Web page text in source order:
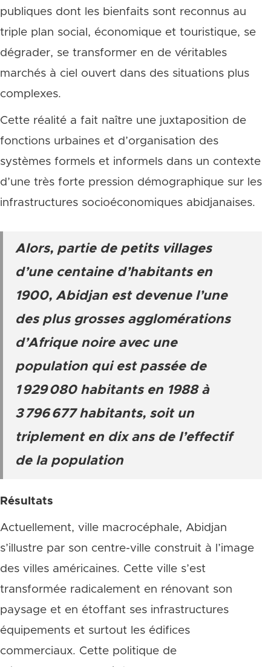
publiques dont les bienfaits sont reconnus au
triple plan social, économique et touristique, se
dégrader, se transformer en de véritables
marchés à ciel ouvert dans des situations plus
complexes.
Cette réalité a fait naître une juxtaposition de
fonctions urbaines et d’organisation des
systèmes formels et informels dans un contexte
d’une très forte pression démographique sur les
infrastructures socioéconomiques abidjanaises.
Alors, partie de petits villages
d’une centaine d’habitants en
1900, Abidjan est devenue l’une
des plus grosses agglomérations
d’Afrique noire avec une
population qui est passée de
1 929 080 habitants en 1988 à
3 796 677 habitants, soit un
triplement en dix ans de l’effectif
de la population
Résultats
Actuellement, ville macrocéphale, Abidjan
s’illustre par son centre-ville construit à l’image
des villes américaines. Cette ville s’est
transformée radicalement en rénovant son
paysage et en étoffant ses infrastructures
équipements et surtout les édifices
commerciaux. Cette politique de